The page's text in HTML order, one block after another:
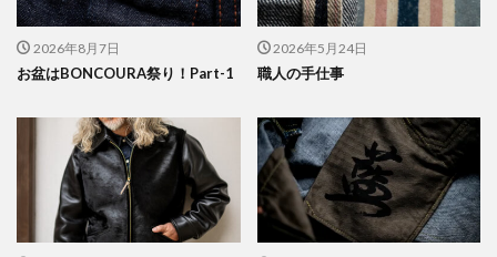
2026年8月7日
お盆はBONCOURA祭り！Part-1
2026年5月24日
職人の手仕事